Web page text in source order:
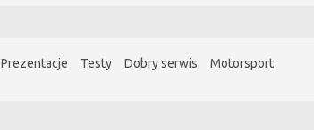
Prezentacje Testy Dobry serwis
Motorsport